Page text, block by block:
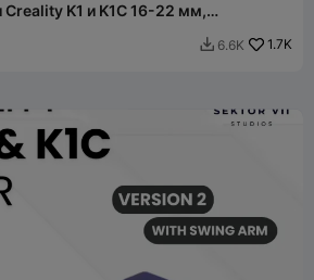
K1 и K1C 16-22 мм,
 6.6K 1.7K